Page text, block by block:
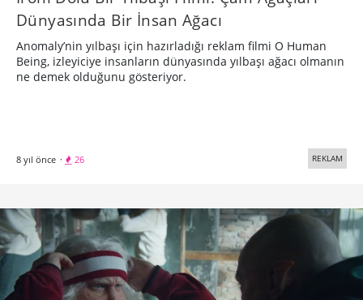
Noel Baba Hayalini Kurduğu Audi İçin
Kendini Baştan Yaratıyor
Audi’nin RS 5 Sportback modeli için çekilen reklam filminde
düzenli bir spor programı uygulayan Noel Baba, saçlarını ve
sakallarını da kestirerek yeni bir görünüm kazanıyor.